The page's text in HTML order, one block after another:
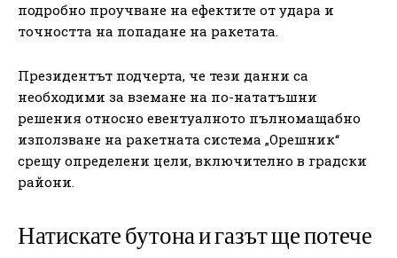
подробно проучване на ефектите от удара и
точността на попадане на ракетата.
Президентът подчерта, че тези данни са
необходими за вземане на по-нататъшни
решения относно евентуалното пълномащабно
използване на ракетната система „Орешник“
срещу определени цели, включително в градски
райони.
Натискате бутона и газът ще потече